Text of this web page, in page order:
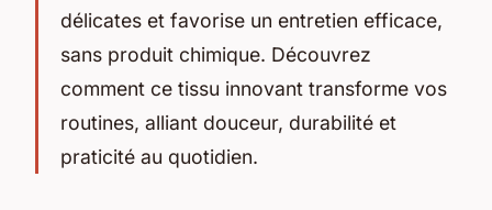
délicates et favorise un entretien efficace,
sans produit chimique. Découvrez
comment ce tissu innovant transforme vos
routines, alliant douceur, durabilité et
praticité au quotidien.